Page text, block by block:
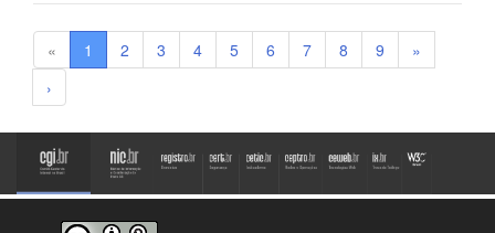
« 1 2 3 4 5 6 7 8 9
»
›